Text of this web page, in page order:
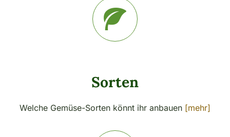
Sorten
Welche Gemüse-Sorten könnt ihr anbauen [mehr]